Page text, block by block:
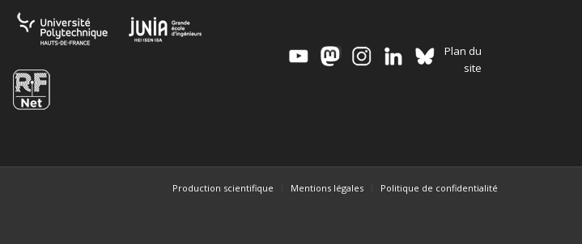
Plan du
site
Production scientifique Mentions légales Politique de confidentialité